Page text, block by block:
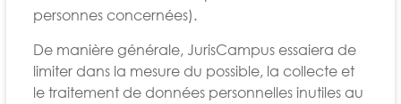
personnes concernées).
De manière générale, JurisCampus essaiera de
limiter dans la mesure du possible, la collecte et
le traitement de données personnelles inutiles au